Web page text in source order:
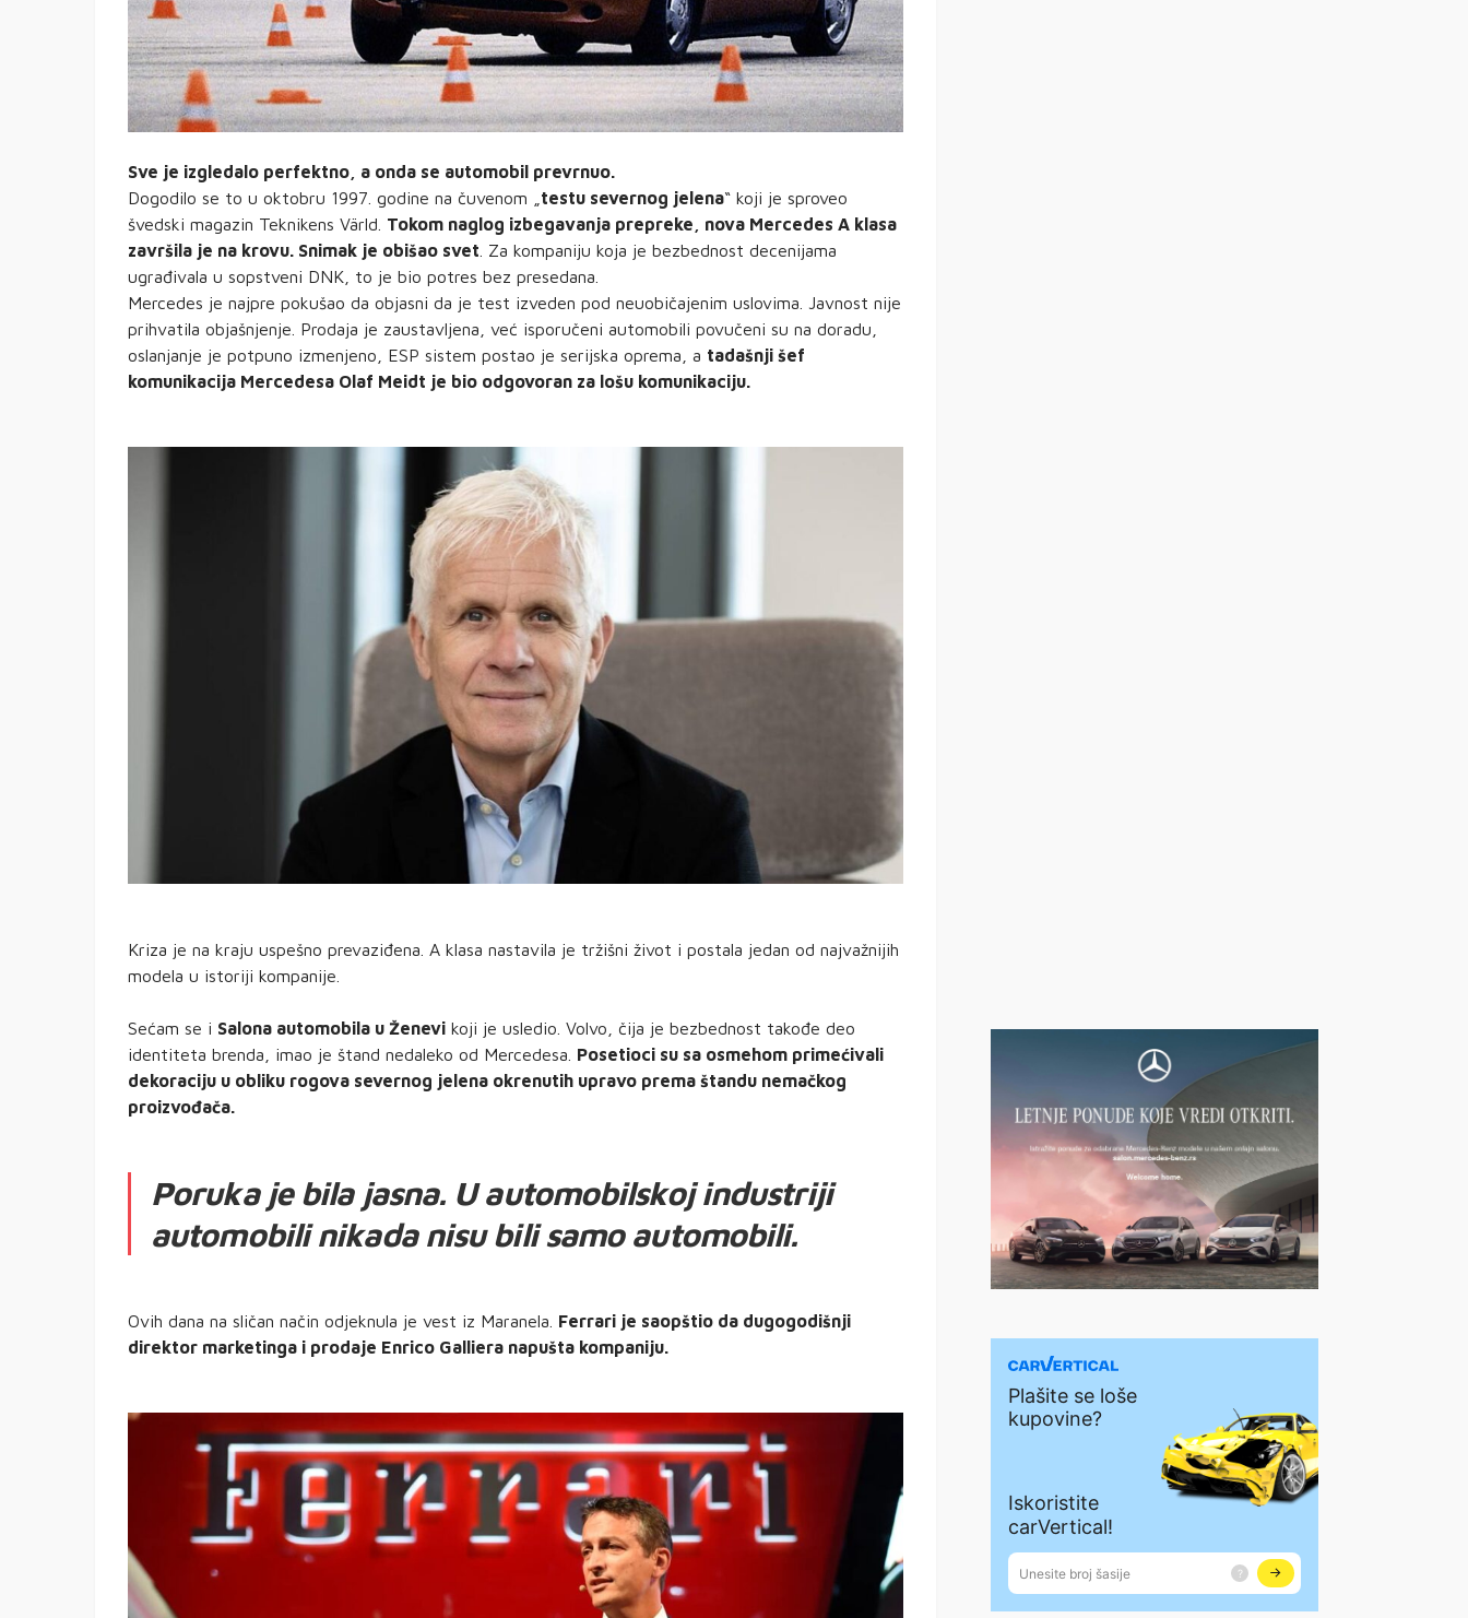
Sve je izgledalo perfektno, a onda se automobil prevrnuo.
Dogodilo se to u oktobru 1997. godine na čuvenom „ testu severnog jelena“ koji je sproveo
švedski magazin Teknikens Värld. Tokom naglog izbegavanja prepreke, nova Mercedes A klasa
završila je na krovu. Snimak je obišao svet . Za kompaniju koja je bezbednost decenijama
ugrađivala u sopstveni DNK, to je bio potres bez presedana.
Mercedes je najpre pokušao da objasni da je test izveden pod neuobičajenim uslovima. Javnost nije
prihvatila objašnjenje. Prodaja je zaustavljena, već isporučeni automobili povučeni su na doradu,
oslanjanje je potpuno izmenjeno, ESP sistem postao je serijska oprema, a tadašnji šef
komunikacija Mercedesa Olaf Meidt je bio odgovoran za lošu komunikaciju.
Kriza je na kraju uspešno prevaziđena. A klasa nastavila je tržišni život i postala jedan od najvažnijih
modela u istoriji kompanije.
Sećam se i Salona automobila u Ženevi koji je usledio. Volvo, čija je bezbednost takođe deo
identiteta brenda, imao je štand nedaleko od Mercedesa. Posetioci su sa osmehom primećivali
dekoraciju u obliku rogova severnog jelena okrenutih upravo prema štandu nemačkog
proizvođača.
Poruka je bila jasna. U automobilskoj industriji
automobili nikada nisu bili samo automobili.
Ovih dana na sličan način odjeknula je vest iz Maranela. Ferrari je saopštio da dugogodišnji
direktor marketinga i prodaje Enrico Galliera napušta kompaniju.